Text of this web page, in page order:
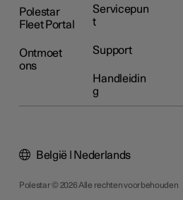
Polestar
Fleet Portal
Ontmoet
ons
Servicepun
t
Support
Handleidin
g
Polestar © 2026 Alle rechten voorbehouden
België | Nederlands